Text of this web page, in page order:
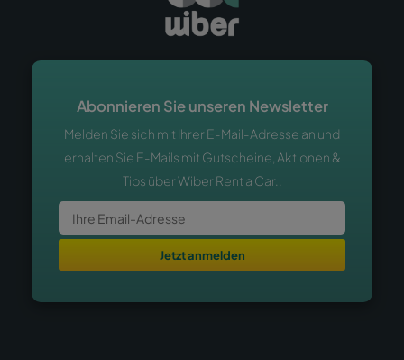
Abonnieren Sie unseren Newsletter
Melden Sie sich mit Ihrer E-Mail-Adresse an und
erhalten Sie E-Mails mit Gutscheine, Aktionen &
Tips über Wiber Rent a Car..
Jetzt anmelden